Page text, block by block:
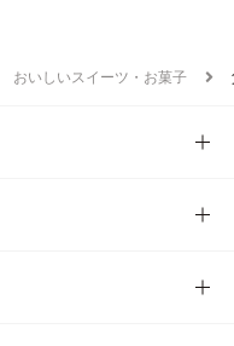
おいしいスイーツ・お菓子